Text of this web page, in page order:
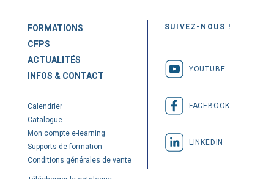
FORMATIONS
CFPS
ACTUALITÉS
INFOS & CONTACT
Calendrier
Catalogue
Mon compte e-learning
Supports de formation
Conditions générales de vente
SUIVEZ-NOUS !
YOUTUBE
FACEBOOK
LINKEDIN